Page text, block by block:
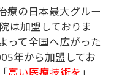
療の日本最大グルー
は加盟しておりま
って全国へ広がった
年から加盟してお